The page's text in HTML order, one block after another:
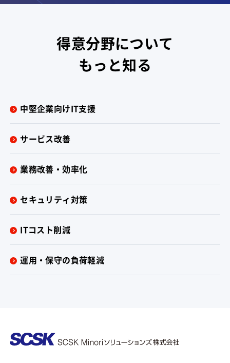
得意分野について
もっと知る
中堅企業向けIT支援
サービス改善
業務改善・効率化
セキュリティ対策
ITコスト削減
運用・保守の負荷軽減